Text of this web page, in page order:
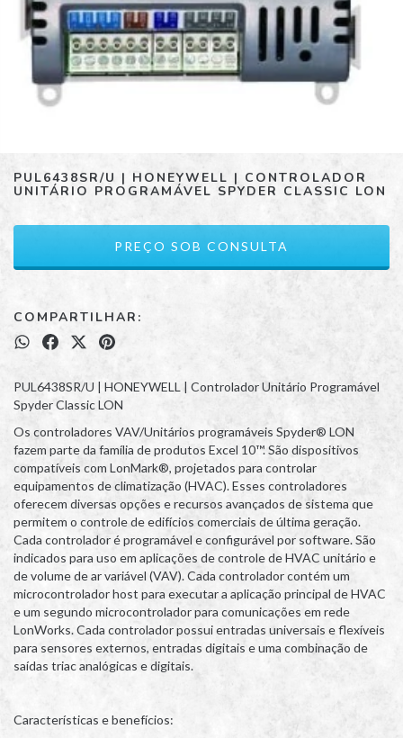
PUL6438SR/U | HONEYWELL | CONTROLADOR
UNITÁRIO PROGRAMÁVEL SPYDER CLASSIC LON
COMPARTILHAR:
PUL6438SR/U | HONEYWELL | Controlador Unitário Programável
Spyder Classic LON
Os controladores VAV/Unitários programáveis Spyder® LON
fazem parte da família de produtos Excel 10™. São dispositivos
compatíveis com LonMark®, projetados para controlar
equipamentos de climatização (HVAC). Esses controladores
oferecem diversas opções e recursos avançados de sistema que
permitem o controle de edifícios comerciais de última geração.
Cada controlador é programável e configurável por software. São
indicados para uso em aplicações de controle de HVAC unitário e
de volume de ar variável (VAV). Cada controlador contém um
microcontrolador host para executar a aplicação principal de HVAC
e um segundo microcontrolador para comunicações em rede
LonWorks. Cada controlador possui entradas universais e flexíveis
para sensores externos, entradas digitais e uma combinação de
saídas triac analógicas e digitais.
Características e benefícios: